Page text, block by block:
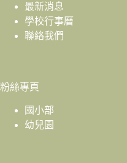
最新消息
學校行事曆
聯絡我們
粉絲專頁
國小部
幼兒園